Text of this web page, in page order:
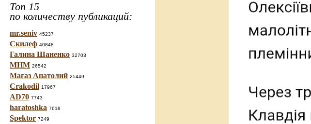
Топ 15
по количеству публикаций:
mr.seniv 45237
Скилеф 40848
Галина Шаненко 32703
МНМ 26542
Магаз Анатолий 25449
Crakodil 17967
AD70 7743
haratoshka 7618
Spektor 7249